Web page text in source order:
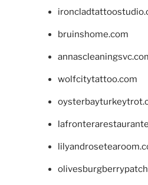
bruinshome.com
wolfcitytattoo.com